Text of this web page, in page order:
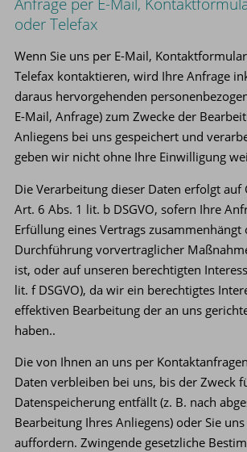
oder Telefax
Wenn Sie uns per E-Mail,
Telefax kontaktieren, wird Ihre Anfrage
daraus hervorgehenden
E-Mail, Anfrage) zum Zwecke der
Anliegens bei uns gespeichert und
geben wir nicht ohne Ihre Einwilligung
Die Verarbeitung dieser Daten erfolgt auf
Art. 6 Abs. 1 lit. b DSGVO, sofern Ihre
Erfüllung eines Vertrags zusammenhängt
Durchführung vorvertraglicher
ist, oder auf unseren berechtigten
lit. f DSGVO), da wir ein berechtigtes
effektiven Bearbeitung der an uns
haben..
Die von Ihnen an uns per
Daten verbleiben bei uns, bis der Zweck
Datenspeicherung entfällt (z. B. nach
Bearbeitung Ihres Anliegens) oder Sie
auffordern. Zwingende gesetzliche